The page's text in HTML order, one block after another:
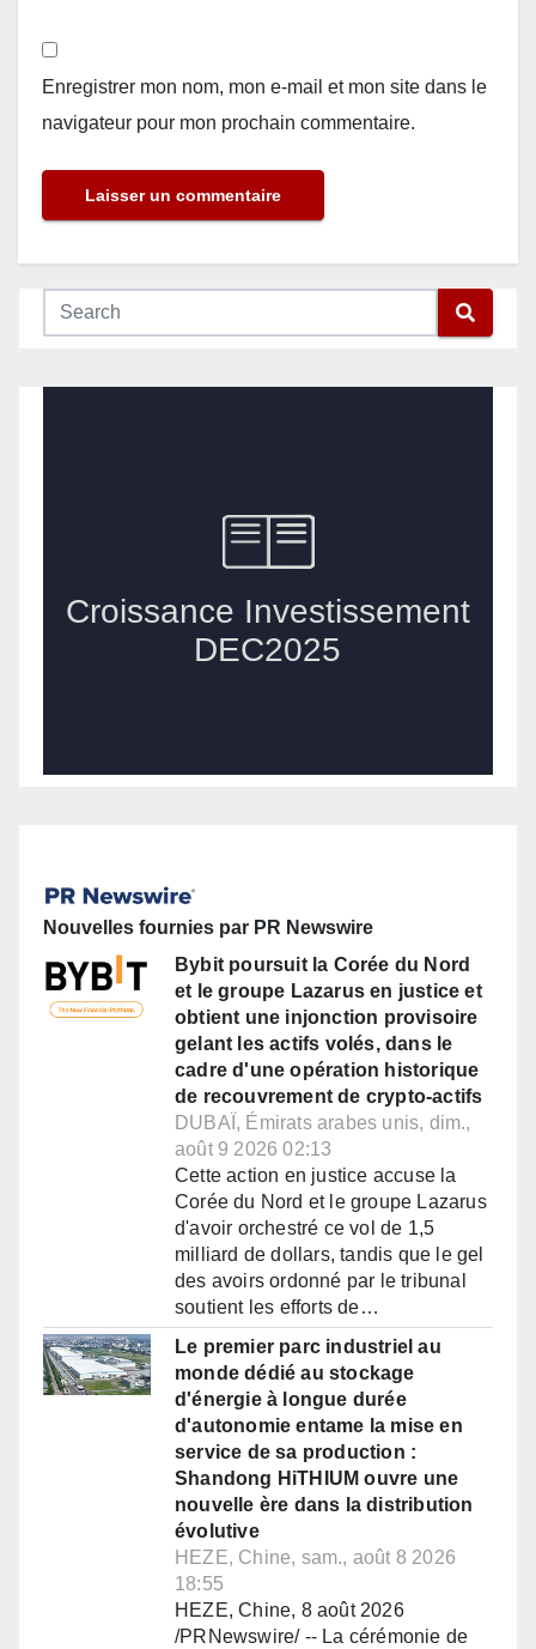
Enregistrer mon nom, mon e-mail et mon site dans le
navigateur pour mon prochain commentaire.
Nouvelles fournies par PR Newswire
Bybit poursuit la Corée du Nord
et le groupe Lazarus en justice et
obtient une injonction provisoire
gelant les actifs volés, dans le
cadre d'une opération historique
de recouvrement de crypto-actifs
DUBAÏ, Émirats arabes unis, dim.,
août 9 2026 02:13
Cette action en justice accuse la
Corée du Nord et le groupe Lazarus
d'avoir orchestré ce vol de 1,5
milliard de dollars, tandis que le gel
des avoirs ordonné par le tribunal
soutient les efforts de…
Le premier parc industriel au
monde dédié au stockage
d'énergie à longue durée
d'autonomie entame la mise en
service de sa production :
Shandong HiTHIUM ouvre une
nouvelle ère dans la distribution
évolutive
HEZE, Chine, sam., août 8 2026
18:55
HEZE, Chine, 8 août 2026
/PRNewswire/ -- La cérémonie de